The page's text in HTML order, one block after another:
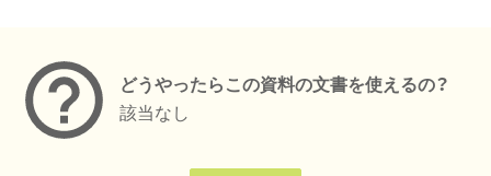
どうやったらこの資料の文書を使えるの？
該当なし